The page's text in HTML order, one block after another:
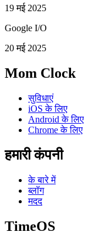
19 मई 2025
Google I/O
20 मई 2025
Mom Clock
सुविधाएं
iOS के लिए
Android के लिए
Chrome के लिए
हमारी कंपनी
के बारे में
ब्लॉग
मदद
TimeOS